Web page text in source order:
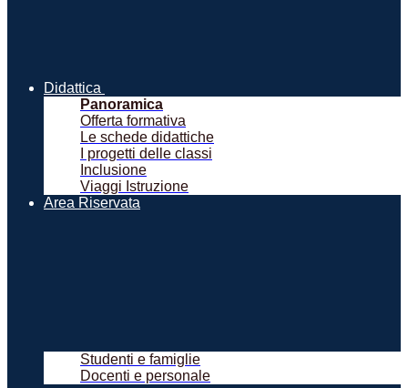
Didattica
Panoramica
Offerta formativa
Le schede didattiche
I progetti delle classi
Inclusione
Viaggi Istruzione
Area Riservata
Studenti e famiglie
Docenti e personale